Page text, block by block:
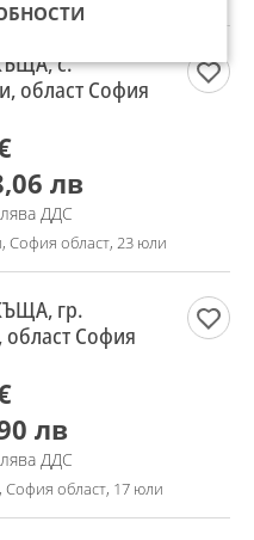
с.
област София
лв
ДДС
София област, 23 юли
гр.
София
лв
ДДС
София област, 17 юли